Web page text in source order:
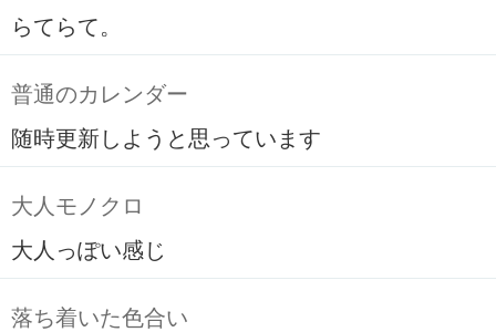
らてらて。
普通のカレンダー
随時更新しようと思っています
大人モノクロ
大人っぽい感じ
落ち着いた色合い